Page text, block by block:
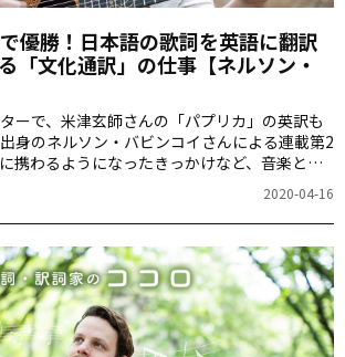
優勝！日本語の歌詞を英語に翻訳
「文化通訳」の仕事【ネルソン・
ーで、米津玄師さんの「パプリカ」の英訳も
身のネルソン・バビンコイさんによる連載第2
携わるようになったきっかけなど、音楽との
2020-04-16